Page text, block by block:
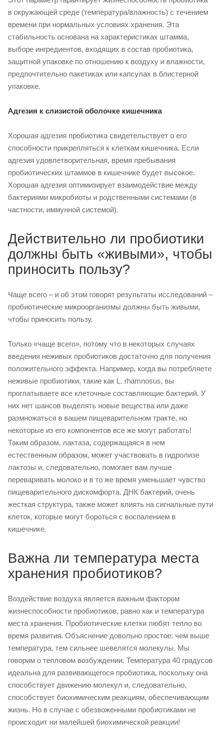
в окружающей среде (температура/влажность) с течением
времени при нормальных условиях хранения. Эта
стабильность основана на характеристиках штамма,
выборе ингредиентов, входящих в состав пробиотика,
защитной упаковке по отношению к воздуху и влажности,
предпочтительно пакетиках или капсулах в блистерной
упаковке.
Адгезия к слизистой оболочке кишечника
Хорошая адгезия пробиотика свидетельствует о его
способности прикрепляться к клеткам кишечника. Если
адгезия удовлетворительная, время пребывания
пробиотических штаммов в кишечнике будет высокое.
Хорошая адгезия оптимизирует взаимодействие между
бактериями микробиоты и родственными системами (в
частности, иммунной системой).
Действительно ли пробиотики
должны быть «живыми», чтобы
приносить пользу?
Чаще всего – и об этом говорят результаты исследований –
пробиотические микроорганизмы должны быть живыми,
чтобы приносить пользу.
Только «чаще всего», потому что в некоторых случаях
введения неживых пробиотиков достаточно для получения
положительного эффекта. Например, когда вы потребляете
неживые пробиотики, такие как L. rhamnosus, вы
проглатываете все клеточные составляющие бактерий. У
них нет шансов выделять новые вещества или даже
размножаться в вашем пищеварительном тракте, но
некоторые из его компонентов все же могут работать!
Таким образом, лактаза, содержащаяся в нем
естественным образом, может участвовать в гидролизе
лактозы и, следовательно, помогает вам лучше
переваривать молоко и в то же время уменьшает чувство
пищеварительного дискомфорта. ДНК бактерий, очень
жесткая структура, также может влиять на сигнальные пути
клеток, которые могут бороться с воспалением в
кишечнике.
Важна ли температура места
хранения пробиотиков?
Воздействие воздуха является важным фактором
жизнеспособности пробиотиков, равно как и температура
места хранения. Пробиотические клетки любят тепло во
время развития. Объяснение довольно простое: чем выше
температура, тем сильнее шевелятся молекулы. Мы
говорим о тепловом возбуждении. Температура 40 градусов
идеальна для развивающегося пробиотика, поскольку она
способствует движению молекул и, следовательно,
способствует биохимическим реакциям, обеспечивающим
жизнь. Но в случае с обезвоженными пробиотиками не
происходит ни малейшей биохимической реакции!